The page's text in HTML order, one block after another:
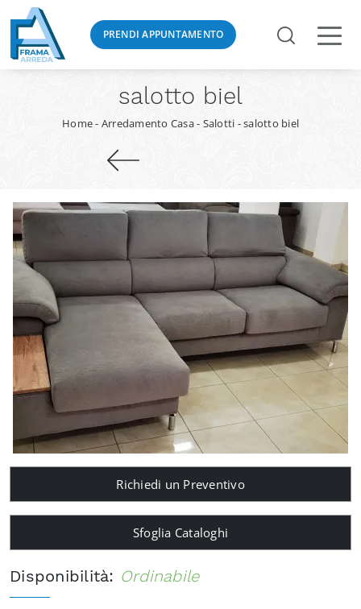
PRENDI APPUNTAMENTO
salotto biel
Home- Arredamento Casa- Salotti -salotto biel
Richiedi un Preventivo
Sfoglia Cataloghi
Disponibilità: Ordinabile